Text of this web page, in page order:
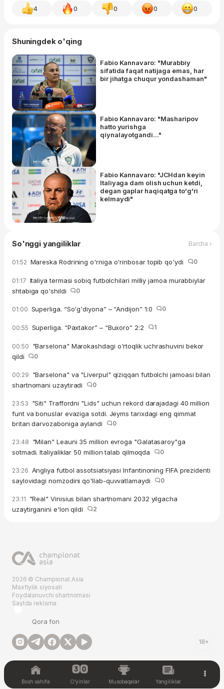
4 0 0 0 0
Shuningdek o'qing
Fabio Kannavaro: "Murabbiy
sifatida faqat natijaga emas, har
bir jihatga chuqur yondashaman"
Fabio Kannavaro: "Masharipov
hatto yurishga
qiynalayotgandi..."
Fabio Kannavaro: "JCHdan keyin
Italiyaga dam olish uchun ketdi,
degan gaplar haqiqatga to'g'ri
kelmaydi"
So'nggi yangiliklar Barcha ›
01:52 Mareska Rodrining o'rniga o'rinbosar topib qo'ydi 0
01:17 Italiya termasi sobiq futbolchilari milliy jamoa murabbiylar
shtabiga qo'shildi
0
01:00 Superliga. “So'g'diyona” – “Andijon” 1:0 0
00:55 Superliga. “Paxtakor” – “Buxoro” 2:2 1
00:50 "Barselona" Marokashdagi o'rtoqlik uchrashuvini bekor
qildi
0
00:29 "Barselona" va "Liverpul" qiziqqan futbolchi jamoasi bilan
shartnomani uzaytiradi
0
23:53 "Siti" Traffordni "Lids" uchun rekord darajadagi 40 million
funt va bonuslar evaziga sotdi. Jeyms tarixdagi eng qimmat
britan darvozaboniga aylandi
0
23:48 "Milan" Leauni 35 million evroga "Galatasaroy"ga
sotmadi. Italiyaliklar 50 million talab qilmoqda
0
23:26 Angliya futbol assotsiatsiyasi Infantinoning FIFA prezidenti
saylovidagi nomzodini qo'llab-quvvatlamaydi
0
23:11 "Real" Vinisius bilan shartnomani 2032 yilgacha
uzaytirganini e'lon qildi
2
2026 © Championat.Asia
Maxfiylik siyosati
Foydalanuvchi shartnomasi
Saytda reklama
Qora fon
18+
Bosh sahifa O'yinlar Musobaqalar Yangiliklar